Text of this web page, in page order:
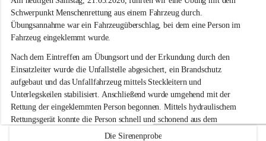
i
l
l
i
g
e
F
e
u
e
r
w
Schwerpunkt Menschenrettung aus einem Fahrzeug durch.
Übungsannahme war ein Fahrzeugüberschlag, bei dem eine Person im
Fahrzeug eingeklemmt wurde.
Nach dem Eintreffen am Übungsort und der Erkundung durch den
Einsatzleiter wurde die Unfallstelle abgesichert, ein Brandschutz
aufgebaut und das Unfallfahrzeug mittels Steckleitern und
Unterlegskeilen stabilisiert. Anschließend wurde umgehend mit der
Rettung der eingeklemmten Person begonnen. Mittels hydraulischem
Rettungsgerät konnte die Person schnell und schonend aus dem
Die Sirenenprobe